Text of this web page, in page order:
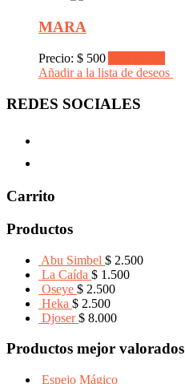
MARA
Precio: $ 500
Añadir a la lista de deseos
REDES SOCIALES
Carrito
Productos
Abu Simbel $ 2.500
La Caída $ 1.500
Oseye $ 2.500
Heka $ 2.500
Djoser $ 8.000
Productos mejor valorados
Espejo Mágico